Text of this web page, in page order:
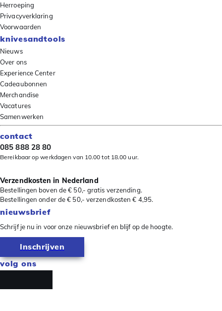
Herroeping
Privacyverklaring
Voorwaarden
knivesandtools
Nieuws
Over ons
Experience Center
Cadeaubonnen
Merchandise
Vacatures
Samenwerken
contact
085 888 28 80
Bereikbaar op werkdagen van 10.00 tot 18.00 uur.
Verzendkosten in Nederland
Bestellingen boven de € 50,- gratis verzending.
Bestellingen onder de € 50,- verzendkosten € 4,95.
nieuwsbrief
Schrijf je nu in voor onze nieuwsbrief en blijf op de hoogte.
Inschrijven
volg ons